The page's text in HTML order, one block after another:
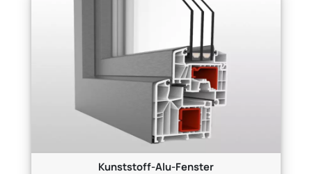
Kunststoff-Alu-Fenster